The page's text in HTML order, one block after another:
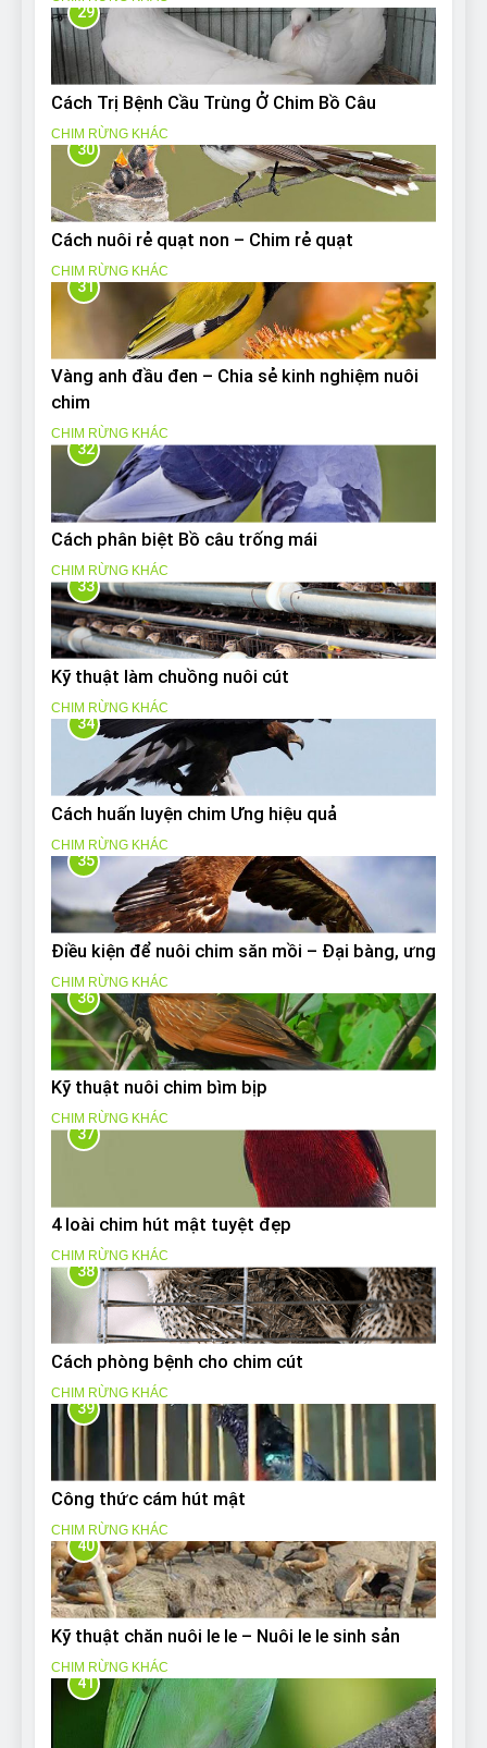
29
Cách Trị Bệnh Cầu Trùng Ở Chim Bồ Câu
CHIM RỪNG KHÁC
30
Cách nuôi rẻ quạt non – Chim rẻ quạt
CHIM RỪNG KHÁC
31
Vàng anh đầu đen – Chia sẻ kinh nghiệm nuôi
chim
CHIM RỪNG KHÁC
32
Cách phân biệt Bồ câu trống mái
CHIM RỪNG KHÁC
33
Kỹ thuật làm chuồng nuôi cút
CHIM RỪNG KHÁC
34
Cách huấn luyện chim Ưng hiệu quả
CHIM RỪNG KHÁC
35
Điều kiện để nuôi chim săn mồi – Đại bàng, ưng
CHIM RỪNG KHÁC
36
Kỹ thuật nuôi chim bìm bịp
CHIM RỪNG KHÁC
37
4 loài chim hút mật tuyệt đẹp
CHIM RỪNG KHÁC
38
Cách phòng bệnh cho chim cút
CHIM RỪNG KHÁC
39
Công thức cám hút mật
CHIM RỪNG KHÁC
40
Kỹ thuật chăn nuôi le le – Nuôi le le sinh sản
CHIM RỪNG KHÁC
41